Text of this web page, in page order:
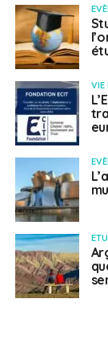
VIE